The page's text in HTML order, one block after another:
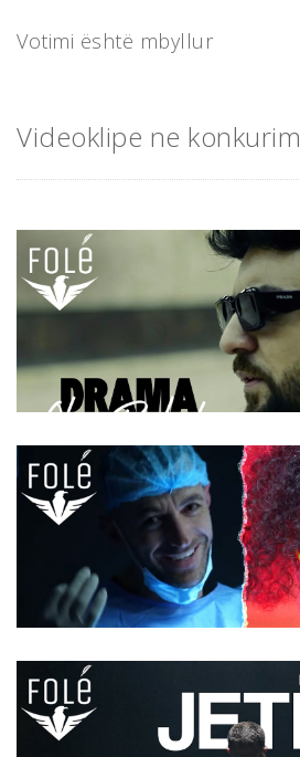
Votimi është mbyllur
Videoklipe ne konkurim